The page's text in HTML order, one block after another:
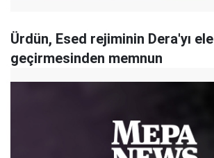
Ürdün, Esed rejiminin Dera'yı ele
geçirmesinden memnun